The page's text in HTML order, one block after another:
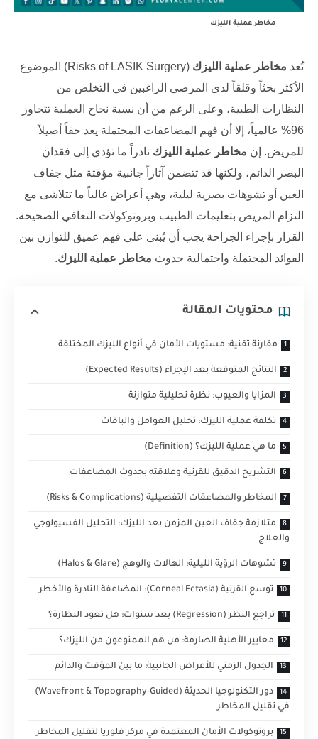
مخاطر عملية الليزك
تُعد مخاطر عملية الليزك (
Risks of LASIK Surgery) الموضوع
الأكثر بحثاً وقلقاً لدى المرضى الراغبين في التخلص من
النظارات الطبية، وعلى الرغم من أن نسبة نجاح العملية تتجاوز
96% عالمياً، إلا أن فهم المضاعفات المحتملة يعد حقاً أصيلاً
للمريض. إن مخاطر عملية الليزك نادراً ما تؤدي إلى فقدان
البصر الدائم، ولكنها قد تتضمن آثاراً جانبية مؤقتة مثل جفاف
العين أو تشوهات بصرية ليلية، وهي أعراض غالباً ما تتلاشى مع
التزام المريض بتعليمات الطبيب وبروتوكولات التعافي الصحيحة.
القرار بإجراء الجراحة يجب أن يُبنى على فهم عميق للتوازن بين
الفوائد المحتملة واحتمالية حدوث مخاطر عملية الليزك.
محتويات المقالة
مقارنة تقنية: مستويات الأمان في أنواع الليزك المختلفة
النتائج المتوقعة بعد الإجراء (Expected Results)
المزايا والعيوب: نظرة تحليلية متوازنة
تكلفة عملية الليزك: تحليل العوامل والباقات
ما هي عملية الليزك؟ (Definition)
التشريح الدقيق للقرنية وعلاقته بحدوث المضاعفات
المخاطر والمضاعفات التفصيلية (Risks & Complications)
متلازمة جفاف العين المزمن بعد الليزك: التحليل الفسيولوجي
والعلاج
تشوهات الرؤية الليلية: الهالات والوهج (Halos & Glare)
توسع القرنية (Corneal Ectasia): المضاعفة النادرة والأخطر
تراجع النظر (Regression) بعد سنوات: هل تعود النظارة؟
معايير الأهلية الصارمة: من هم الممنوعون من الليزك؟
الجدول الزمني للأعراض الجانبية: ما بين المؤقت والدائم
دور التكنولوجيا الحديثة (Wavefront & Topography-Guided)
في تقليل المخاطر
بروتوكولات الأمان المعتمدة في مركز فلوريا لتقليل المخاطر